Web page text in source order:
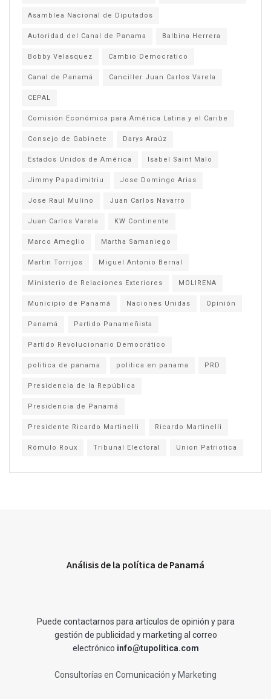
Asamblea Nacional de Diputados
Autoridad del Canal de Panama Balbina Herrera
Bobby Velasquez Cambio Democratico
Canal de Panamá Canciller Juan Carlos Varela
CEPAL
Comisión Económica para América Latina y el Caribe
Consejo de Gabinete Darys Araúz
Estados Unidos de América Isabel Saint Malo
Jimmy Papadimitriu Jose Domingo Arias
Jose Raul Mulino Juan Carlos Navarro
Juan Carlos Varela KW Continente
Marco Ameglio Martha Samaniego
Martin Torrijos Miguel Antonio Bernal
Ministerio de Relaciones Exteriores MOLIRENA
Municipio de Panamá Naciones Unidas Opinión
Panamá Partido Panameñista
Partido Revolucionario Democrático
politica de panama politica en panama PRD
Presidencia de la República
Presidencia de Panamá
Presidente Ricardo Martinelli Ricardo Martinelli
Rómulo Roux Tribunal Electoral Union Patriotica
Análisis de la política de Panamá
Puede contactarnos para artículos de opinión y para
gestión de publicidad y marketing al correo
electrónico info@tupolitica.com
Consultorías en Comunicación y Marketing